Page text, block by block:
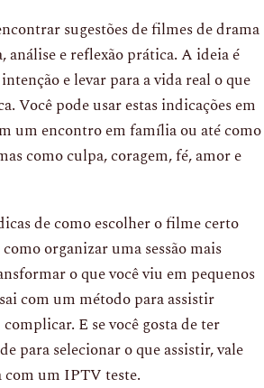
sugestões de filmes de drama
análise e reflexão prática. A ideia é
e levar para a vida real o que
Você pode usar estas indicações em
um encontro em família ou até como
como culpa, coragem, fé, amor e
de como escolher o filme certo
organizar uma sessão mais
o que você viu em pequenos
com um método para assistir
E se você gosta de ter
para selecionar o que assistir, vale
com um IPTV teste.